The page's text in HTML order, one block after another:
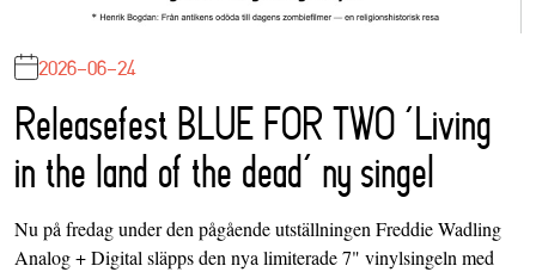
2026-06-24
Releasefest BLUE FOR TWO ‘Living
in the land of the dead’ ny singel
Nu på fredag under den pågående utställningen Freddie Wadling
Analog + Digital släpps den nya limiterade 7" vinylsingeln med